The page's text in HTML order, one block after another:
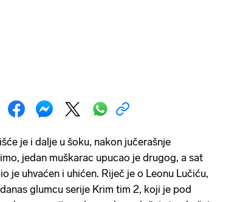
je i dalje u šoku, nakon jučerašnje
jedan muškarac upucao je drugog, a sat
je uhvaćen i uhićen. Riječ je o Leonu Lučiću,
glumcu serije Krim tim 2, koji je pod